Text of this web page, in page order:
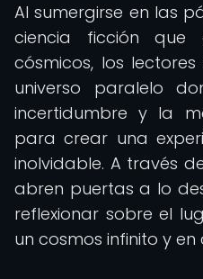
Al sumergirse en las
ciencia ficción que
cósmicos, los
universo paralelo
incertidumbre y la
para crear una
inolvidable. A través
abren puertas a lo
reflexionar sobre el
un cosmos infinito y